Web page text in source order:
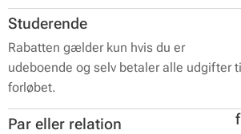
Studerende
Rabatten gælder kun hvis du er
udeboende og selv betaler alle udgifter
forløbet.
Par eller relation